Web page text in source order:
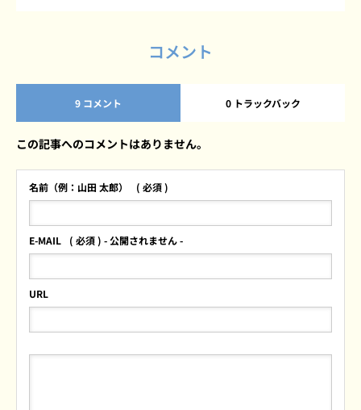
コメント
9 コメント 0 トラックバック
この記事へのコメントはありません。
名前（例：山田 太郎） ( 必須 )
E-MAIL ( 必須 ) - 公開されません -
URL